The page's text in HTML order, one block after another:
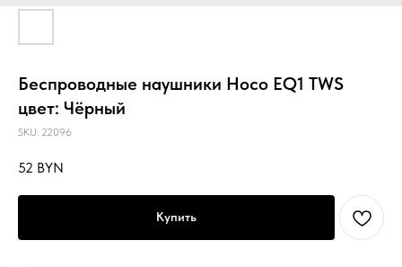
Беспроводные наушники Hoco EQ1 TWS
цвет: Чёрный
SKU: 22096
52 BYN
Купить